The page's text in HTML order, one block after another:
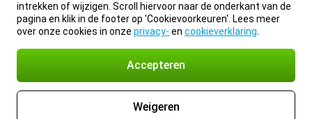
intrekken of wijzigen. Scroll hiervoor naar de onderkant van de
pagina en klik in de footer op 'Cookievoorkeuren'. Lees meer
over onze cookies in onze privacy- en cookieverklaring
Accepteren
Weigeren